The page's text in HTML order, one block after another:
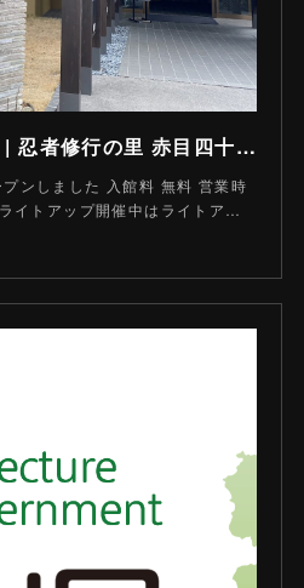
赤目自然歴史博物館 | 忍者修行の里 赤目四十八滝
ンしました 入館料 無料 営業時
トアップ開催中はライトア…